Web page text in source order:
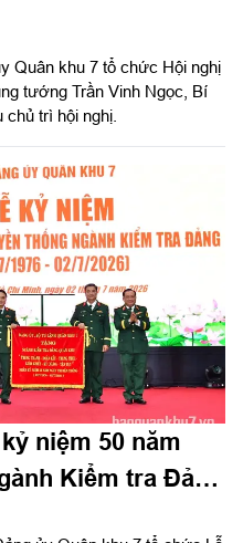
Quân khu 7 tổ chức Hội nghị
tướng Trần Vinh Ngọc, Bí
trì hội nghị.
niệm 50 năm
Kiểm tra Đảng
7/2026)